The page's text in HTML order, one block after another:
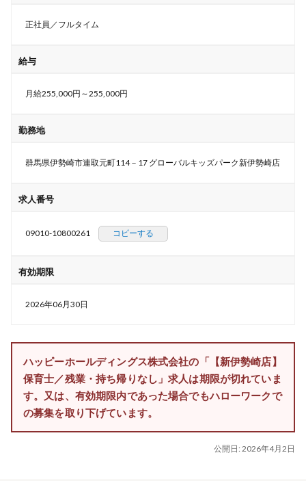
正社員／フルタイム
給与
月給255,000円～255,000円
勤務地
群馬県伊勢崎市連取元町114－17 グローバルキッズパーク新伊勢崎店
求人番号
09010-10800261 コピーする
有効期限
2026年06月30日
ハッピーホールディングス株式会社の「【新伊勢崎店】
保育士／残業・持ち帰りなし」求人は期限が切れていま
す。又は、有効期限内であった場合でもハローワークで
の募集を取り下げています。
公開日: 2026年4月2日